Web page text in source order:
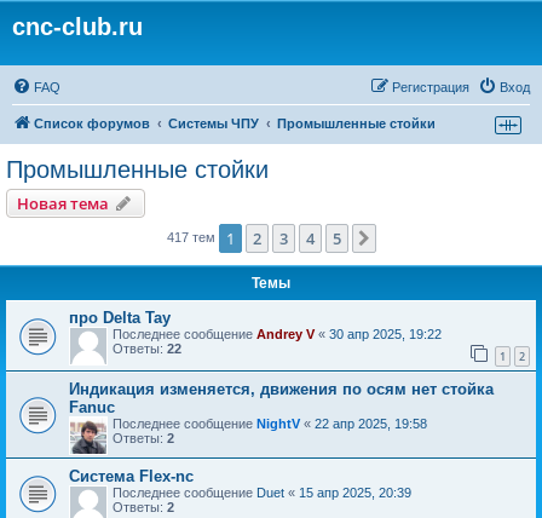
cnc-club.ru
FAQ Вход
Регистрация
Список форумов Системы ЧПУ Промышленные стойки
Промышленные стойки
Новая тема
417 тем 1 2 3 4 5
Темы
про Delta Tay
Последнее сообщение Andrey V« 30 апр 2025, 19:22
Ответы: 22 1 2
Индикация изменяется, движения по осям нет стойка
Fanuc
Последнее сообщение NightV « 22 апр 2025, 19:58
Ответы: 2
Система Flex-nc
Последнее сообщение Duet « 15 апр 2025, 20:39
Ответы: 2